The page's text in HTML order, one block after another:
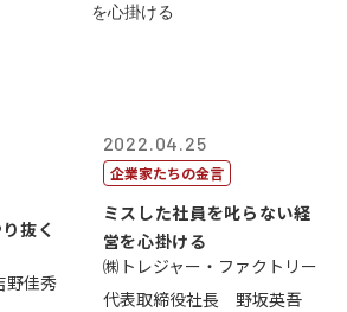
抜く
佳秀
2022.04.25
企業家たちの金言
ミスした社員を叱らない経
営を心掛ける
㈱トレジャー・ファクトリー
代表取締役社長 野坂英吾